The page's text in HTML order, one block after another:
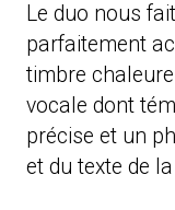
Le duo nous
parfaitement
timbre
vocale dont
précise et un
et du texte de